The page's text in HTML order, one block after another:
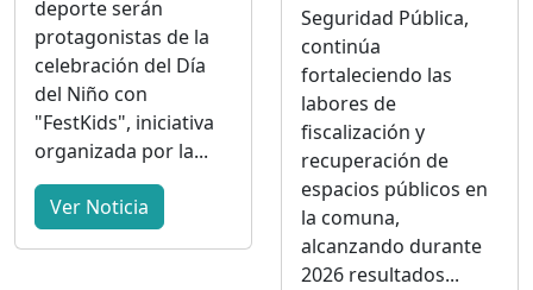
deporte serán
protagonistas de la
celebración del Día
del Niño con
"FestKids", iniciativa
organizada por la...
Ver Noticia
Seguridad Pública,
continúa
fortaleciendo las
labores de
fiscalización y
recuperación de
espacios públicos en
la comuna,
alcanzando durante
2026 resultados...